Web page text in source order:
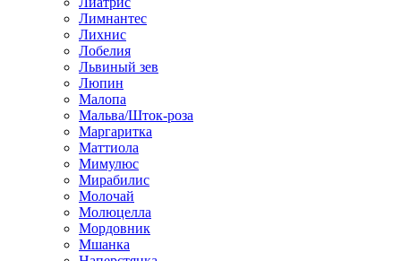
Лимнантес
Лихнис
Лобелия
Львиный зев
Люпин
Малопа
Мальва/Шток-роза
Маргаритка
Маттиола
Мимулюс
Мирабилис
Молочай
Молюцелла
Мордовник
Мшанка